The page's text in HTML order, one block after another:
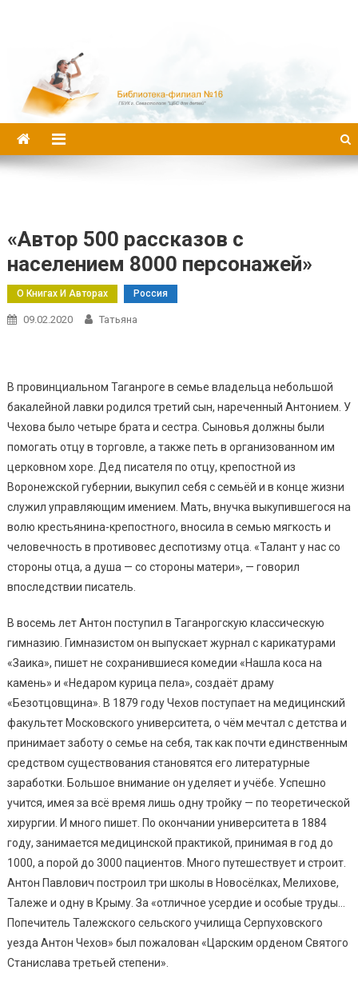
«Автор 500 рассказов с
населением 8000 персонажей»
О Книгах И Авторах Россия
09.02.2020 Татьяна
В провинциальном Таганроге в семье владельца небольшой
бакалейной лавки родился третий сын, нареченный Антонием. У
Чехова было четыре брата и сестра. Сыновья должны были
помогать отцу в торговле, а также петь в организованном им
церковном хоре. Дед писателя по отцу, крепостной из
Воронежской губернии, выкупил себя с семьёй и в конце жизни
служил управляющим имением. Мать, внучка выкупившегося на
волю крестьянина-крепостного, вносила в семью мягкость и
человечность в противовес деспотизму отца. «Талант у нас со
стороны отца, а душа — со стороны матери», — говорил
впоследствии писатель.
В восемь лет Антон поступил в Таганрогскую классическую
гимназию. Гимназистом он выпускает журнал с карикатурами
«Заика», пишет не сохранившиеся комедии «Нашла коса на
камень» и «Недаром курица пела», создаёт драму
«Безотцовщина». В 1879 году Чехов поступает на медицинский
факультет Московского университета, о чём мечтал с детства и
принимает заботу о семье на себя, так как почти единственным
средством существования становятся его литературные
заработки. Большое внимание он уделяет и учёбе. Успешно
учится, имея за всё время лишь одну тройку — по теоретической
хирургии. И много пишет. По окончании университета в 1884
году, занимается медицинской практикой, принимая в год до
1000, а порой до 3000 пациентов. Много путешествует и строит.
Антон Павлович построил три школы в Новосёлках, Мелихове,
Талеже и одну в Крыму. За «отличное усердие и особые труды…
Попечитель Талежского сельского училища Серпуховского
уезда Антон Чехов» был пожалован «Царским орденом Святого
Станислава третьей степени».